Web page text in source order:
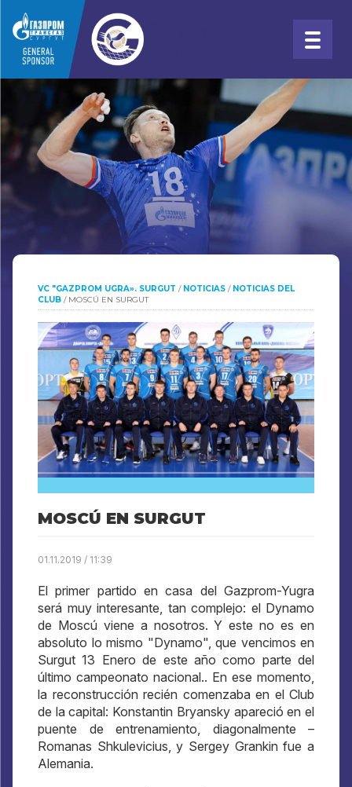
VC "GAZPROM UGRA». SURGUT / NOTICIAS / NOTICIAS DEL
CLUB / MOSCÚ EN SURGUT
MOSCÚ EN SURGUT
01.11.2019 / 11:39
El primer partido en casa del Gazprom-Yugra
será muy interesante, tan complejo: el Dynamo
de Moscú viene a nosotros. Y este no es en
absoluto lo mismo "Dynamo", que vencimos en
Surgut 13 Enero de este año como parte del
último campeonato nacional.. En ese momento,
la reconstrucción recién comenzaba en el Club
de la capital: Konstantin Bryansky apareció en el
puente de entrenamiento, diagonalmente –
Romanas Shkulevicius, y Sergey Grankin fue a
Alemania.